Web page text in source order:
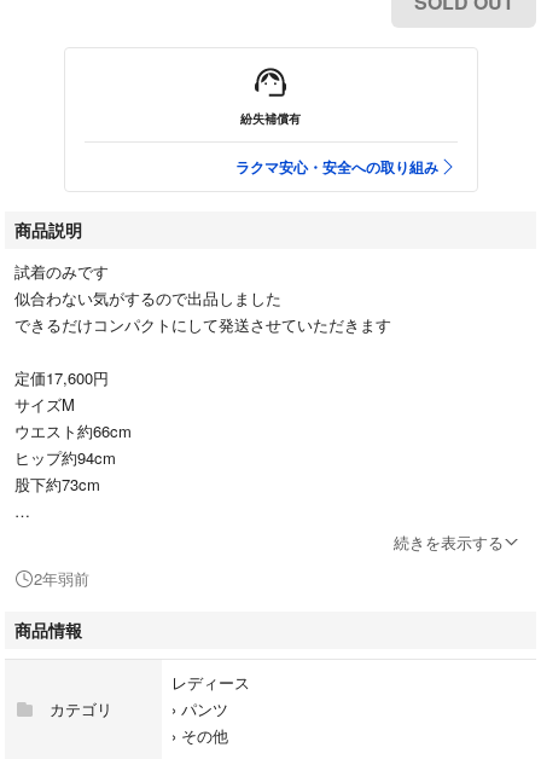
紛失補償有
ラクマ安心・安全への取り組み
商品説明
試着のみです
似合わない気がするので出品しました
できるだけコンパクトにして発送させていただきます
定価17,600円
サイズM
ウエスト約66cm
ヒップ約94cm
股下約73cm
エクリュ
#anuans
続きを表示する
2年弱前
商品情報
カテゴリ
レディース
› パンツ
› その他